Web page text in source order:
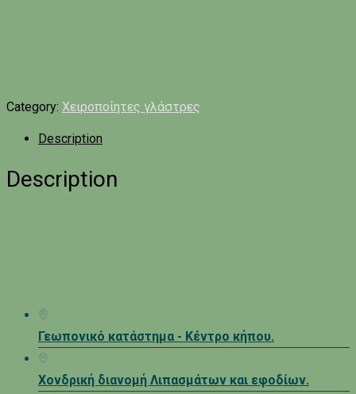
Category: Χειροποίητες γλάστρες
Description
Description
Γεωπονικό κατάστημα - Κέντρο κήπου.
Χονδρική διανομή Λιπασμάτων και εφοδίων.